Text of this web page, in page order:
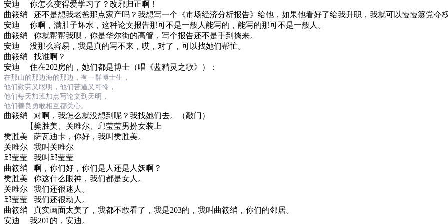
安迪
你怎么变得爱学习了？改邪归正啊！
曲筱绡
还不是想我老爸那点家产吗？我想写一个《市场经济分析报告》给他，如果他看好了给我升职，我就可以慢慢篡党夺
安迪
你啊，满肚子坏水，这种论文报告那可不是一般人能写的，能写的那可不是一般人。
曲筱绡
你就帮帮我呗，你是华尔街的高管，写个报告还不是手到擒来。
安迪
没那么容易，我是真的写不来，哎，对了，可以找她们帮忙。
曲筱绡
找谁啊？
安迪
住在202房的，她们都是博士（唱《蓝精灵之歌》）：
在那山的那边海的那边，有一群博士生 ，
他们勤劳又聪明，他们苦逼又可怜 ，
他们每天加班加点写论文到天明 ，
他们善良勇敢相互都关心。
曲筱绡
对啊，我怎么就没想到呢？我找她们去。（敲门）
【樊胜美、 关雎尔
邱莹莹男扮女装上
樊胜美
萨瓦迪卡，你好，我叫樊胜美。
关雎尔
我叫 关雎尔
邱莹莹
我叫邱莹莹
曲筱绡
啊，你们好，你们是人还是人妖啊？
樊胜美
你这什么眼神，我们都是女人。
关雎尔
我们还很迷人。
邱莹莹
我们还很动人。
曲筱绡
真实画面太美了，我都不敢看了，我是203的，我叫曲筱绡，你们的邻居。
安迪
我201 的，安迪。